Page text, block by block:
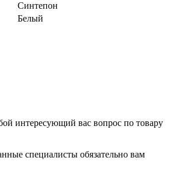
Синтепон
Белый
интересующий вас вопрос по товару
специалисты обязательно вам